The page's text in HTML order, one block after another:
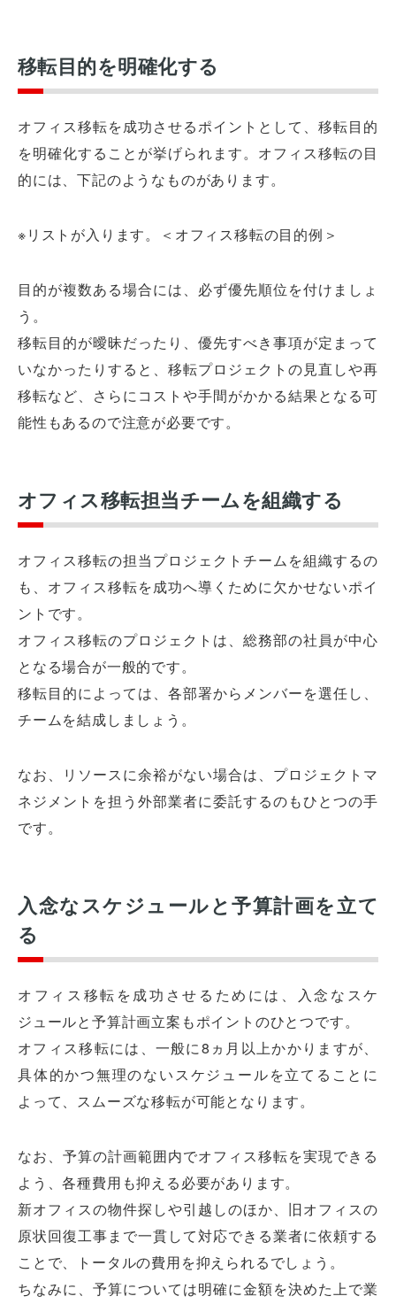
移転目的を明確化する
オフィス移転を成功させるポイントとして、移転目的
を明確化することが挙げられます。オフィス移転の目
的には、下記のようなものがあります。
※リストが入ります。＜オフィス移転の目的例＞
目的が複数ある場合には、必ず優先順位を付けましょ
う。
移転目的が曖昧だったり、優先すべき事項が定まって
いなかったりすると、移転プロジェクトの見直しや再
移転など、さらにコストや手間がかかる結果となる可
能性もあるので注意が必要です。
オフィス移転担当チームを組織する
オフィス移転の担当プロジェクトチームを組織するの
も、オフィス移転を成功へ導くために欠かせないポイ
ントです。
オフィス移転のプロジェクトは、総務部の社員が中心
となる場合が一般的です。
移転目的によっては、各部署からメンバーを選任し、
チームを結成しましょう。
なお、リソースに余裕がない場合は、プロジェクトマ
ネジメントを担う外部業者に委託するのもひとつの手
です。
入念なスケジュールと予算計画を立て
る
オフィス移転を成功させるためには、入念なスケ
ジュールと予算計画立案もポイントのひとつです。
オフィス移転には、一般に8ヵ月以上かかりますが、
具体的かつ無理のないスケジュールを立てることに
よって、スムーズな移転が可能となります。
なお、予算の計画範囲内でオフィス移転を実現できる
よう、各種費用も抑える必要があります。
新オフィスの物件探しや引越しのほか、旧オフィスの
原状回復工事まで一貫して対応できる業者に依頼する
ことで、トータルの費用を抑えられるでしょう。
ちなみに、予算については明確に金額を決めた上で業